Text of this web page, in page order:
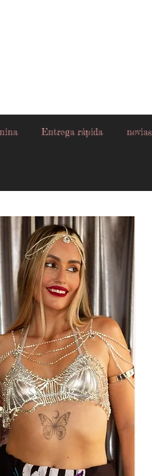
Entrega rápida novias